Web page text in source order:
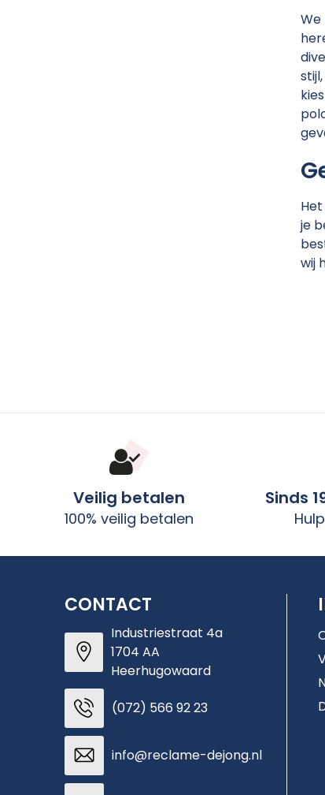
We
je
wij
Veilig betalen
100% veilig betalen
Sinds
CONTACT
Industriestraat 4a
1704 AA
Heerhugowaard
(072) 566 92 23
info@reclame-dejong.nl